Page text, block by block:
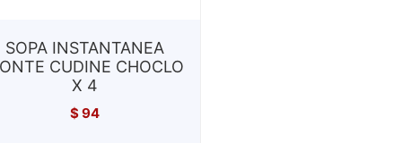
SOPA INSTANTANEA
CUDINE CHOCLO
X 4
$94